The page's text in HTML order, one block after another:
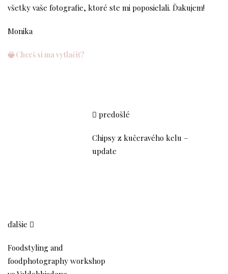
všetky vaše fotografie, ktoré ste mi poposielali. Ďakujem!
Monika
🖶 Chceš si ma vytlačiť?
predošlé
Chipsy z kučeravého kelu –
update
ďalšie
Foodstyling and
foodphotography workshop